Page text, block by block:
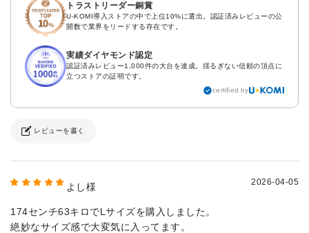
トラストリーダー銅賞
U-KOMI導入ストアの中で上位10%に選出。認証済みレビューの公
開数で業界をリードする存在です。
実績ダイヤモンド認定
認証済みレビュー1,000件の大台を達成。揺るぎない信頼の頂点に
立つストアの証明です。
certified by
レビューを書く
よし様 2026-04-05
174センチ63キロでLサイズを購入しました。
絶妙なサイズ感で大変気に入ってます。